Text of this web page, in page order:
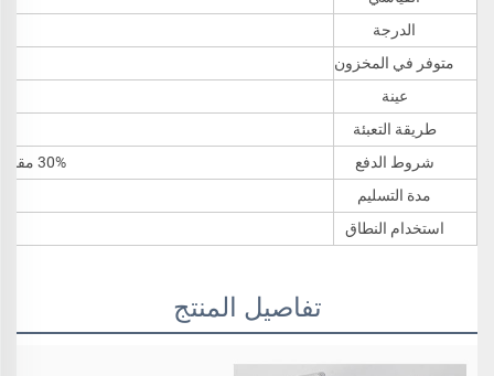
الدرجة
متوفر في المخزون
عينة
طريقة التعبئة
شروط الدفع
30% مقدماً عن طريق التحويل البنكي، يتم دفع الباقي بعد رؤية نسخة ب/L؛ اعتماد مستندي قابل للدفع فوراً؛ ويسترن يونيون.
مدة التسليم
استخدام النطاق
تفاصيل المنتج